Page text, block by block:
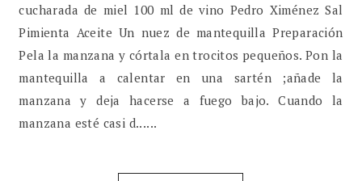
cucharada de miel 100 ml de vino Pedro Ximénez Sal
Pimienta Aceite Un nuez de mantequilla Preparación
Pela la manzana y córtala en trocitos pequeños. Pon la
mantequilla a calentar en una sartén ;añade la
manzana y deja hacerse a fuego bajo. Cuando la
manzana esté casi d......